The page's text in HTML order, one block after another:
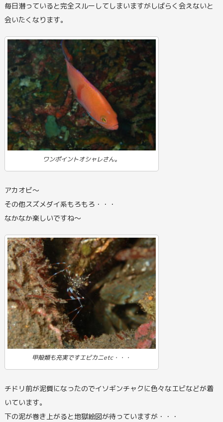
毎日潜っていると完全スルーしてしまいますがしばらく会えないと
会いたくなります。
ワンポイントオシャレさん。
アカオビ～
その他スズメダイ系もろもろ・・・
なかなか楽しいですね～
甲殻類も充実ですエビカニetc・・・
チドリ前が泥質になったのでイソギンチャクに色々なエビなどが着
いています。
下の泥が巻き上がると地獄絵図が待っていますが・・・